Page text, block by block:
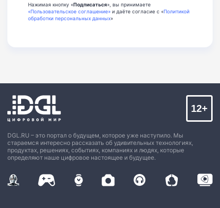
Нажимая кнопку «Подписаться», вы принимаете
«Пользовательское соглашение» и даёте согласие с «Политикой
обработки персональных данных»
DGL.RU – это портал о будущем, которое уже наступило. Мы
стараемся интересно рассказать об удивительных технологиях,
продуктах, решениях, событиях, компаниях и людях, которые
определяют наше цифровое настоящее и будущее.
12+